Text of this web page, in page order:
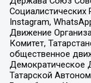
Социалистических
Instagram,
Движение
Комитет,
общественное
Демократическое
Татарской